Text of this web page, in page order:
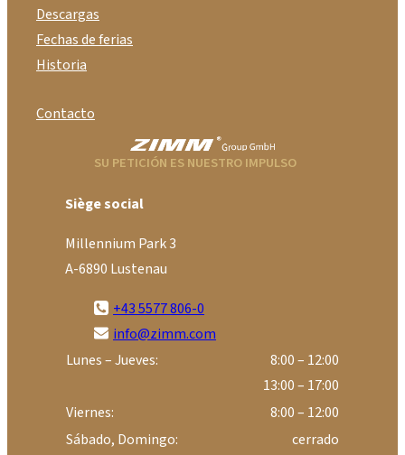
Descargas
Fechas de ferias
Historia
Contacto
SU PETICIÓN ES NUESTRO IMPULSO
Siège social
Millennium Park 3
A-6890 Lustenau
+43 5577 806-0
info@zimm.com
Lunes – Jueves:
8:00 – 12:00
13:00 – 17:00
Viernes:
8:00 – 12:00
Sábado, Domingo:
cerrado